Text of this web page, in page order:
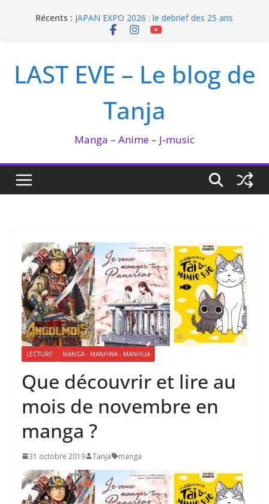
Récents : Enomoto n’est pas un ange
JAPAN EXPO 2026 : le debrief des 25 ans
I’m not in love de Zeniko Sumiya
LAST EVE – Le blog de
Tanja
Manga – Anime – J-music
LECTURE MANGA - MANHWA - MANHUA
Que découvrir et lire au
mois de novembre en
manga ?
31 octobre 2019 Tanja manga